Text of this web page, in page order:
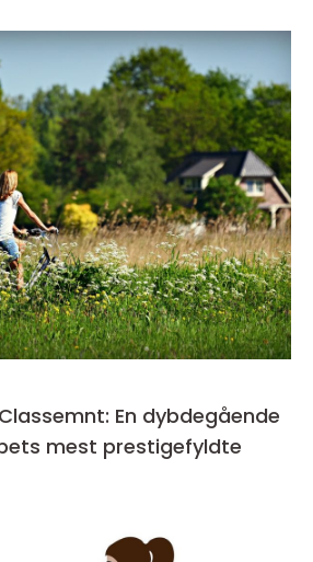
En dybdegående
mest prestigefyldte